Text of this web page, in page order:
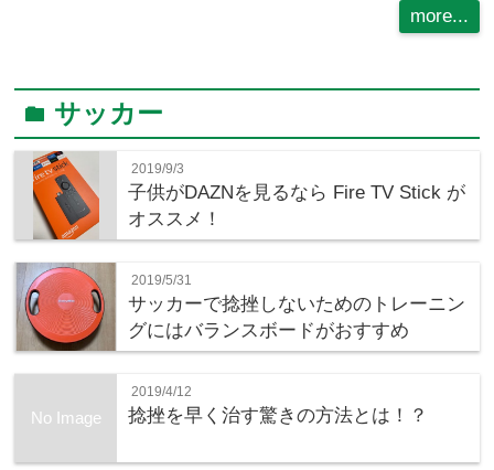
more...
folder サッカー
2019/9/3
子供がDAZNを見るなら Fire TV Stick が
オススメ！
2019/5/31
サッカーで捻挫しないためのトレーニン
グにはバランスボードがおすすめ
No Image
2019/4/12
捻挫を早く治す驚きの方法とは！？